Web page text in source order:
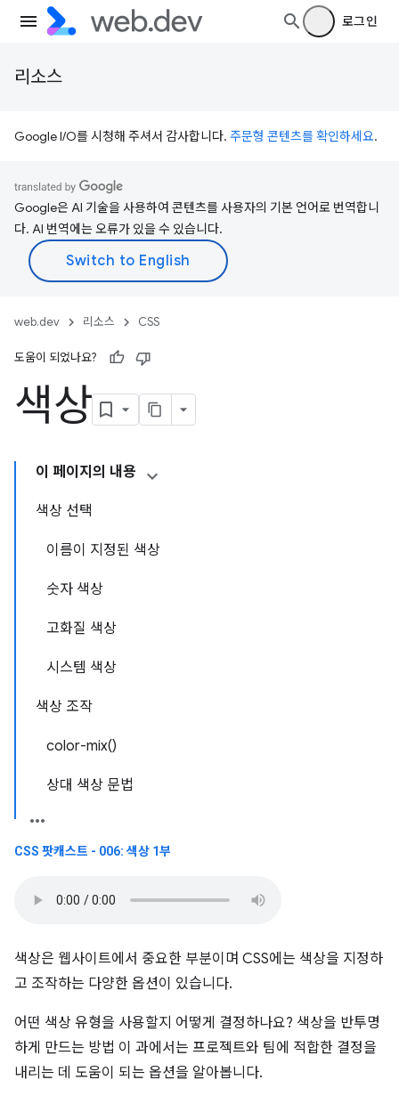
로그인
리소스
Google I/O를 시청해 주셔서 감사합니다. 주문형 콘텐츠를 확인하세요.
Google은 AI 기술을 사용하여 콘텐츠를 사용자의 기본 언어로 번역합니
다. AI 번역에는 오류가 있을 수 있습니다.
web.dev 리소스 CSS
도움이 되었나요?
색상
이 페이지의 내용
색상 선택
이름이 지정된 색상
숫자 색상
고화질 색상
시스템 색상
색상 조작
color-mix()
상대 색상 문법
CSS 팟캐스트 - 006: 색상 1부
색상은 웹사이트에서 중요한 부분이며 CSS에는 색상을 지정하
고 조작하는 다양한 옵션이 있습니다.
어떤 색상 유형을 사용할지 어떻게 결정하나요? 색상을 반투명
하게 만드는 방법 이 과에서는 프로젝트와 팀에 적합한 결정을
내리는 데 도움이 되는 옵션을 알아봅니다.